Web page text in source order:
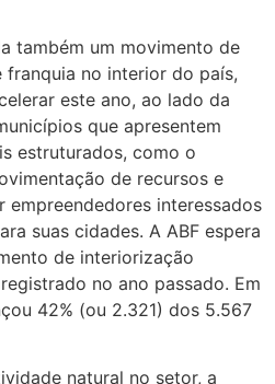
também um movimento de
franquia no interior do país,
este ano, ao lado da
que apresentem
estruturados, como o
de recursos e
interessados
suas cidades. A ABF espera
de interiorização
no ano passado. Em
42% (ou 2.321) dos 5.567
natural no setor, a